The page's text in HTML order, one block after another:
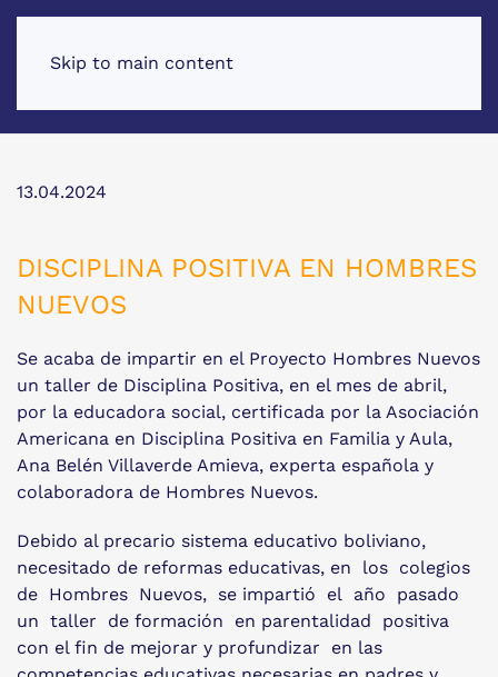
Skip to main content
13.04.2024
DISCIPLINA POSITIVA EN HOMBRES
NUEVOS
Se acaba de impartir en el Proyecto Hombres Nuevos
un taller de Disciplina Positiva, en el mes de abril,
por la educadora social, certificada por la Asociación
Americana en Disciplina Positiva en Familia y Aula,
Ana Belén Villaverde Amieva, experta española y
colaboradora de Hombres Nuevos.
Debido al precario sistema educativo boliviano,
necesitado de reformas educativas, en los colegios
de Hombres Nuevos, se impartió el año pasado
un taller de formación en parentalidad positiva
con el fin de mejorar y profundizar en las